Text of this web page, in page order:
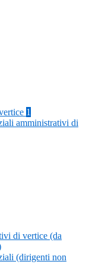
1
amministrativi di
di vertice (da
(dirigenti non